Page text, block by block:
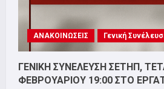
ΑΝΑΚΟΙΝΩΣΕΙΣ Γενική
ΓΕΝΙΚΗ ΣΥΝΕΛΕΥΣΗ ΣΕΤΗΠ,
ΦΕΒΡΟΥΑΡΙΟΥ 19:00 ΣΤΟ